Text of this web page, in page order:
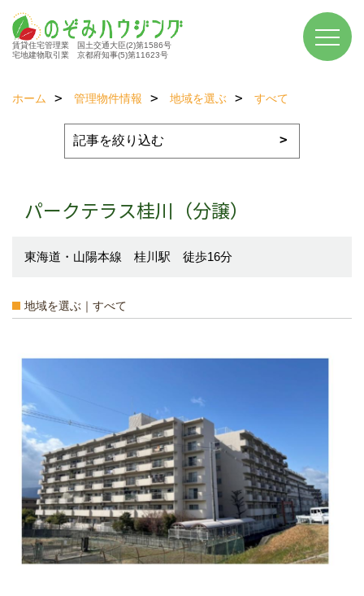
賃貸住宅管理業 国土交通大臣(2)第1586号
宅地建物取引業 京都府知事(5)第11623号
ホーム 管理物件情報 地域を選ぶ すべて
パークテラス桂川（分譲）
東海道・山陽本線 桂川駅 徒歩16分
地域を選ぶ｜すべて